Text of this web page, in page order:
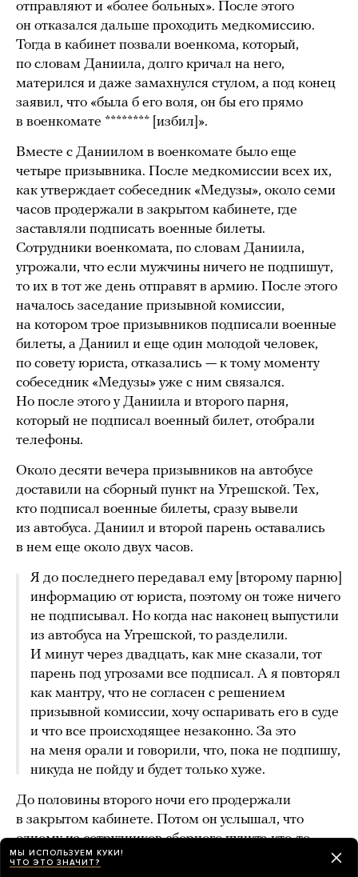
отправляют и «более больных». После этого
он отказался дальше проходить медкомиссию.
Тогда в кабинет позвали военкома, который,
по словам Даниила, долго кричал на него,
матерился и даже замахнулся стулом, а под конец
заявил, что «была б его воля, он бы его прямо
в военкомате ******** [избил]».
Вместе с Даниилом в военкомате было еще
четыре призывника. После медкомиссии всех их,
как утверждает собеседник «Медузы», около семи
часов продержали в закрытом кабинете, где
заставляли подписать военные билеты.
Сотрудники военкомата, по словам Даниила,
угрожали, что если мужчины ничего не подпишут,
то их в тот же день отправят в армию. После этого
началось заседание призывной комиссии,
на котором трое призывников подписали военные
билеты, а Даниил и еще один молодой человек,
по совету юриста, отказались — к тому моменту
собеседник «Медузы» уже с ним связался.
Но после этого у Даниила и второго парня,
который не подписал военный билет, отобрали
телефоны.
Около десяти вечера призывников на автобусе
доставили на сборный пункт на Угрешской. Тех,
кто подписал военные билеты, сразу вывели
из автобуса. Даниил и второй парень оставались
в нем еще около двух часов.
Я до последнего передавал ему [второму парню]
информацию от юриста, поэтому он тоже ничего
не подписывал. Но когда нас наконец выпустили
из автобуса на Угрешской, то разделили.
И минут через двадцать, как мне сказали, тот
парень под угрозами все подписал. А я повторял
как мантру, что не согласен с решением
призывной комиссии, хочу оспаривать его в суде
и что все происходящее незаконно. За это
на меня орали и говорили, что, пока не подпишу,
никуда не пойду и будет только хуже.
До половины второго ночи его продержали
в закрытом кабинете. Потом он услышал, что
одному из сотрудников сборного пункта кто-то
позвонил и сказал его отпустить. «Я так понял, что
МЫ ИСПОЛЬЗУЕМ КУКИ!
ЧТО ЭТО ЗНАЧИТ?